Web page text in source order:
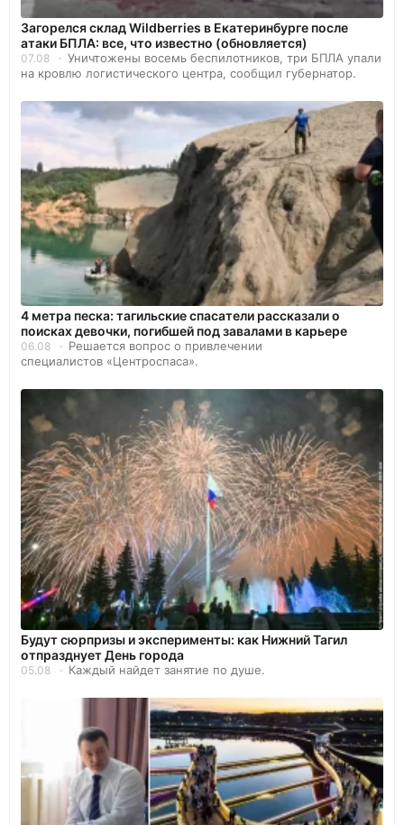
Загорелся склад Wildberries в Екатеринбурге после
атаки БПЛА: все, что известно (обновляется)
07.08
Уничтожены восемь беспилотников, три БПЛА упали
на кровлю логистического центра, сообщил губернатор.
4 метра песка: тагильские спасатели рассказали о
поисках девочки, погибшей под завалами в карьере
06.08
Решается вопрос о привлечении
специалистов «Центроспаса».
Будут сюрпризы и эксперименты: как Нижний Тагил
отпразднует День города
05.08 Каждый найдет занятие по душе.